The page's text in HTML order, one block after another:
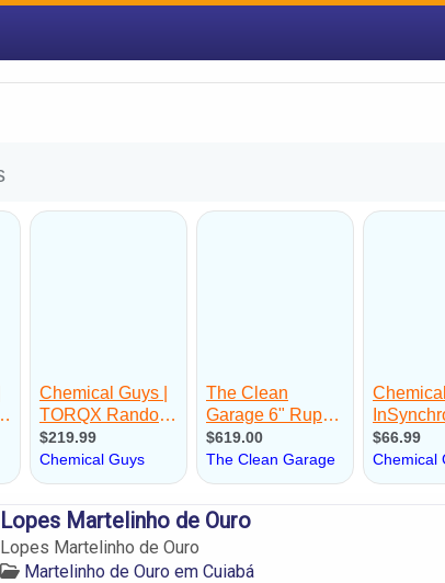
Lopes Martelinho de Ouro
Lopes Martelinho de Ouro
Martelinho de Ouro em Cuiabá